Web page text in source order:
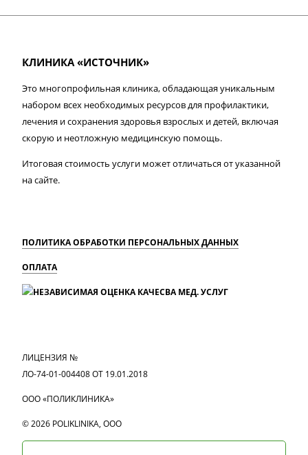
КЛИНИКА «ИСТОЧНИК»
Это многопрофильная клиника, обладающая уникальным
набором всех необходимых ресурсов для профилактики,
лечения и сохранения здоровья взрослых и детей, включая
скорую и неотложную медицинскую помощь.
Итоговая стоимость услуги может отличаться от указанной
на сайте.
ПОЛИТИКА ОБРАБОТКИ ПЕРСОНАЛЬНЫХ ДАННЫХ
ОПЛАТА
ЛИЦЕНЗИЯ №
ЛО-74-01-004408 ОТ 19.01.2018
ООО «ПОЛИКЛИНИКА»
© 2026 POLIKLINIKA, OOO